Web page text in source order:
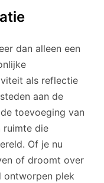
dan alleen een
als reflectie
aan de
toevoeging van
ruimte die
Of je nu
of droomt over
ontworpen plek